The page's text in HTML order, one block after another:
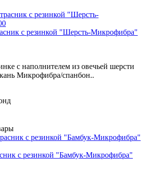
с резинкой "Шерсть-Микрофибра"
с наполнителем из овечьей шерсти
Микрофибра/спанбон..
с резинкой "Бамбук-Микрофибра"